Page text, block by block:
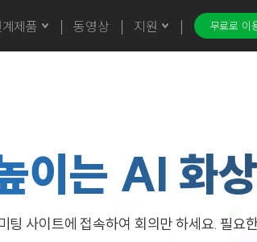
제품 동영상 지원 무료로 이
이는 AI 화
팅 사이트에접속하여 회의만 하세요. 필요